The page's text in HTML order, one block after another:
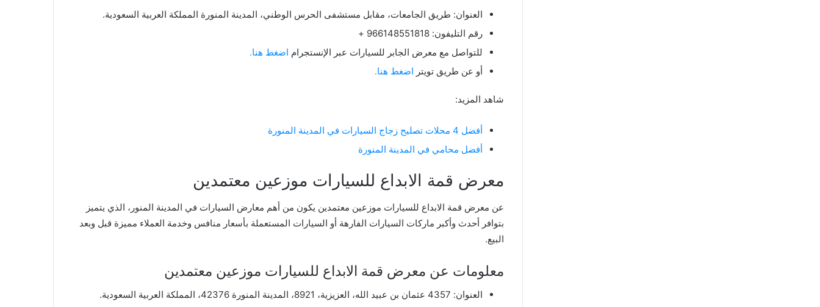
العنوان: طريق الجامعات، مقابل مستشفى الحرس الوطني، المدينة المنورة المملكة العربية السعودية.
رقم التليفون: 966148551818 +
للتواصل مع معرض الجابر للسيارات عبر الإنستجرام اضغط هنا.
أو عن طريق تويتر اضغط هنا.
شاهد المزيد:
أفضل 4 محلات تصليح زجاج السيارات في المدينة المنورة
أفضل محامي في المدينة المنورة
معرض قمة الابداع للسيارات موزعين معتمدين
عن معرض قمة الابداع للسيارات موزعين معتمدين يكون من أهم معارض السيارات في المدينة المنور، الذي يتميز
بتوافر أحدث وأكبر ماركات السيارات الفارهة أو السيارات المستعملة بأسعار منافس وخدمة العملاء مميزة قبل وبعد
البيع.
معلومات عن معرض قمة الابداع للسيارات موزعين معتمدين
العنوان: 4357 عثمان بن عبيد الله، العزيزية، 8921، المدينة المنورة 42376، المملكة العربية السعودية.